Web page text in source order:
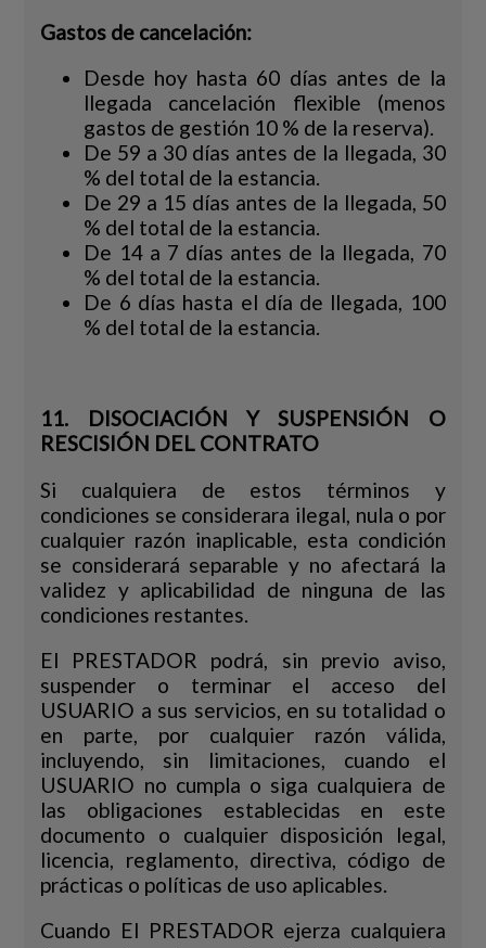
Gastos de cancelación:
Desde hoy hasta 60 días antes de la
llegada cancelación flexible (menos
gastos de gestión 10 % de la reserva).
De 59 a 30 días antes de la llegada, 30
% del total de la estancia.
De 29 a 15 días antes de la llegada, 50
% del total de la estancia.
De 14 a 7 días antes de la llegada, 70
% del total de la estancia.
De 6 días hasta el día de llegada, 100
% del total de la estancia.
11. DISOCIACIÓN Y SUSPENSIÓN O
RESCISIÓN DEL CONTRATO
Si cualquiera de estos términos y
condiciones se considerara ilegal, nula o por
cualquier razón inaplicable, esta condición
se considerará separable y no afectará la
validez y aplicabilidad de ninguna de las
condiciones restantes.
El PRESTADOR podrá, sin previo aviso,
suspender o terminar el acceso del
USUARIO a sus servicios, en su totalidad o
en parte, por cualquier razón válida,
incluyendo, sin limitaciones, cuando el
USUARIO no cumpla o siga cualquiera de
las obligaciones establecidas en este
documento o cualquier disposición legal,
licencia, reglamento, directiva, código de
prácticas o políticas de uso aplicables.
Cuando El PRESTADOR ejerza cualquiera